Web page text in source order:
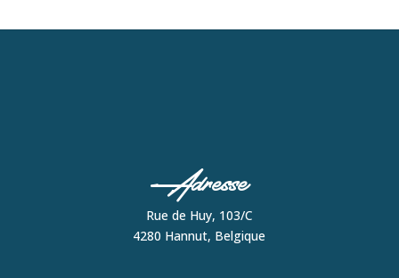
Adresse
Rue de Huy, 103/C
4280 Hannut, Belgique